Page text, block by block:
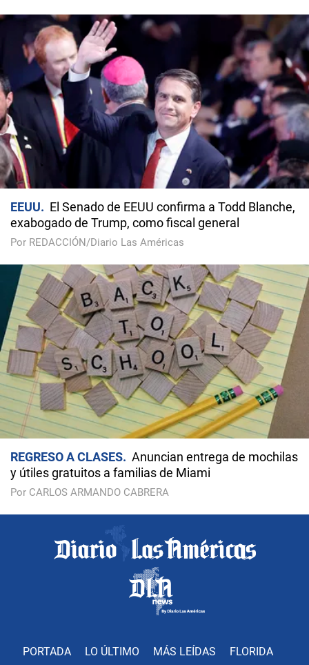
EEUU
El Senado de EEUU confirma a Todd Blanche,
exabogado de Trump, como fiscal general
Por REDACCIÓN/Diario Las Américas
REGRESO A CLASES
Anuncian entrega de mochilas
y útiles gratuitos a familias de Miami
Por CARLOS ARMANDO CABRERA
PORTADA LO ÚLTIMO MÁS LEÍDAS FLORIDA